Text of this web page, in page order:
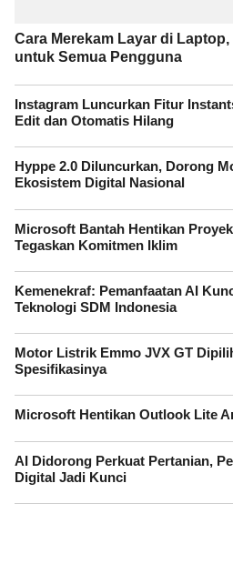
Cara Merekam Layar di
untuk Semua Pengguna
Instagram Luncurkan Fitur
Edit dan Otomatis Hilang
Hyppe 2.0 Diluncurkan, Dorong
Ekosistem Digital Nasional
Microsoft Bantah Hentikan
Tegaskan Komitmen Iklim
Kemenekraf: Pemanfaatan AI
Teknologi SDM Indonesia
Motor Listrik Emmo JVX GT
Spesifikasinya
Microsoft Hentikan Outlook Lite
AI Didorong Perkuat Pertanian,
Digital Jadi Kunci